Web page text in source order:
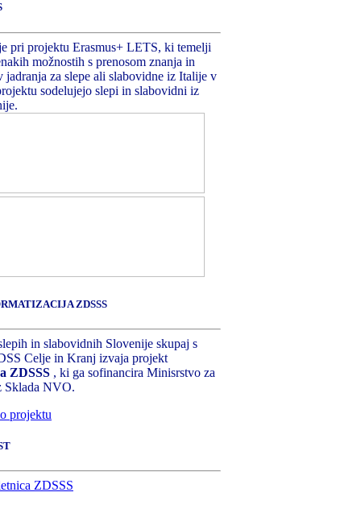
pri projektu Erasmus+ LETS, ki temelji
možnostih s prenosom znanja in
jadranja za slepe ali slabovidne iz Italije v
sodelujejo slepi in slabovidni iz
ZDSSS
in slabovidnih Slovenije skupaj s
Celje in Kranj izvaja projekt
ZDSSS , ki ga sofinancira Minisrstvo za
Sklada NVO.
projektu